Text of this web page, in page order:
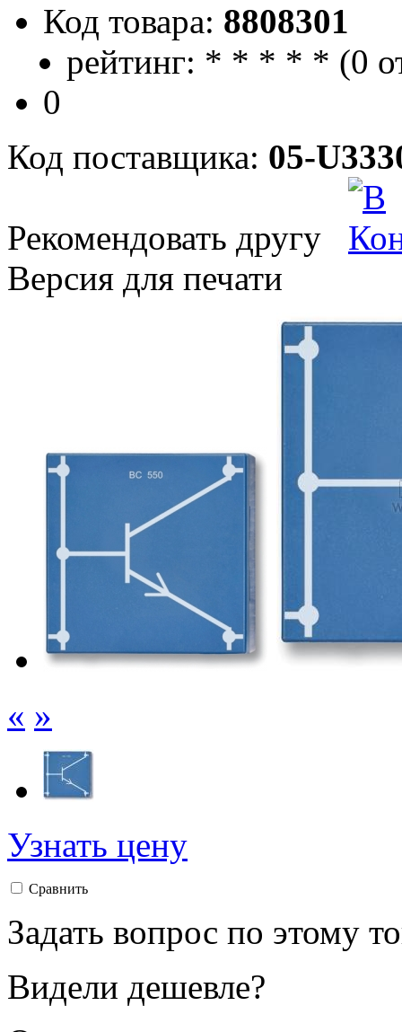
Код товара: 8808301
рейтинг: * * * * * (0
0
Код поставщика: 05-
Рекомендовать другу
Версия для печати
« »
Узнать цену
Сравнить
Задать вопрос по этому
Видели дешевле?